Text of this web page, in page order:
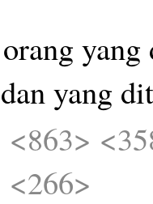
orang yang
danyang
<863>
<266>